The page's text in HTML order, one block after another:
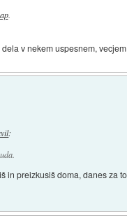
.
v nekem uspesnem,
:
in preizkusiš doma, danes za